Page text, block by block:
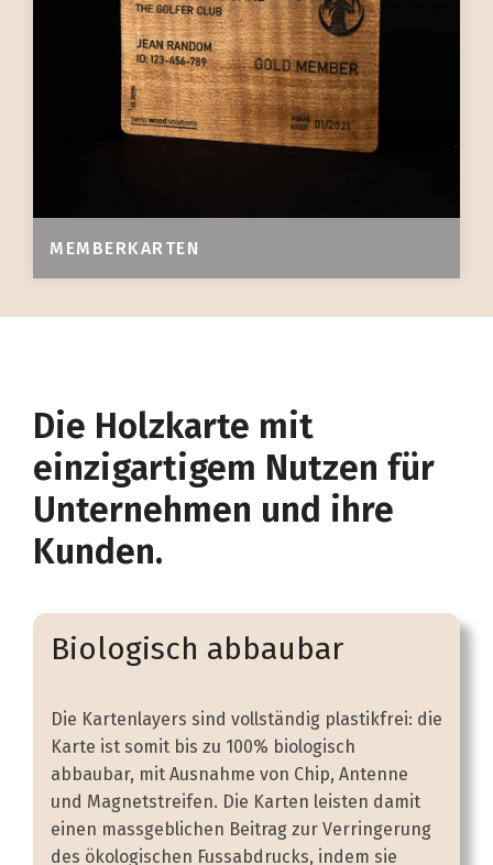
MEMBERKARTEN
Die Holzkarte mit
einzigartigem Nutzen für
Unternehmen und ihre
Kunden.
Biologisch abbaubar
Die Kartenlayers sind vollständig plastikfrei: die
Karte ist somit bis zu 100% biologisch
abbaubar, mit Ausnahme von Chip, Antenne
und Magnetstreifen. Die Karten leisten damit
einen massgeblichen Beitrag zur Verringerung
des ökologischen Fussabdrucks, indem sie